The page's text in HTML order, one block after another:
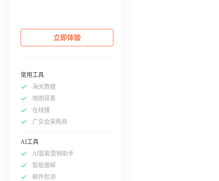
立即体验
常用工具
海关数据
地图获客
在线搜
广交会采购商
AI工具
AI智能营销助手
智能搜邮
邮件检测